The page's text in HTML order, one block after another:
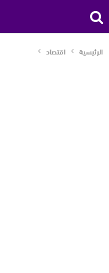
الرئيسية اقتصاد